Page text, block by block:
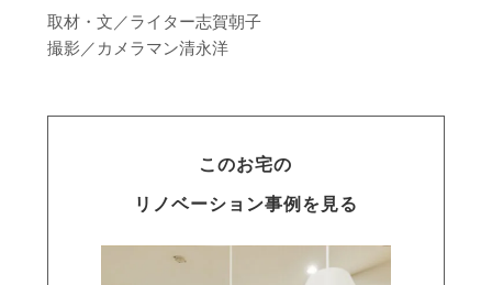
取材・文／ライター志賀朝子
撮影／カメラマン清永洋
このお宅の
リノベーション事例を見る